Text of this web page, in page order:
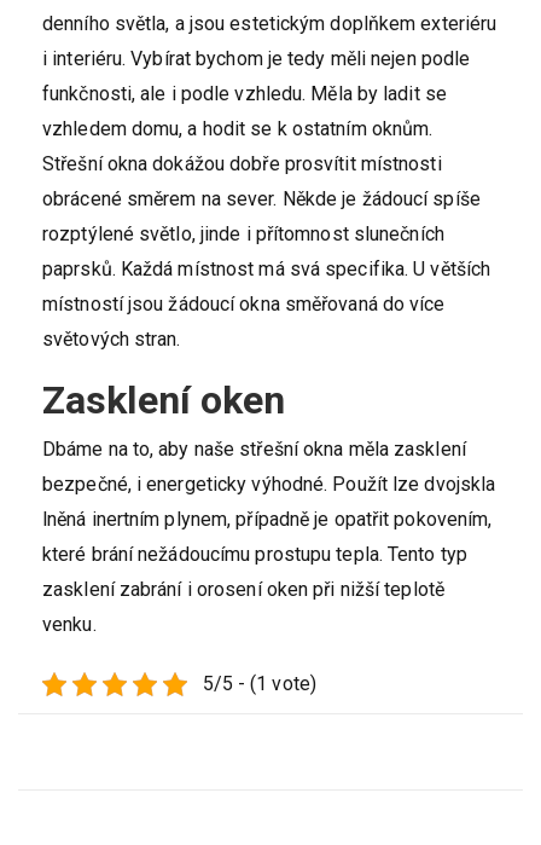
denního světla, a jsou estetickým doplňkem exteriéru
i interiéru. Vybírat bychom je tedy měli nejen podle
funkčnosti, ale i podle vzhledu. Měla by ladit se
vzhledem domu, a hodit se k ostatním oknům.
Střešní okna dokážou dobře prosvítit místnosti
obrácené směrem na sever. Někde je žádoucí spíše
rozptýlené světlo, jinde i přítomnost slunečních
paprsků. Každá místnost má svá specifika. U větších
místností jsou žádoucí okna směřovaná do více
světových stran.
Zasklení oken
Dbáme na to, aby naše střešní okna měla zasklení
bezpečné, i energeticky výhodné. Použít lze dvojskla
lněná inertním plynem, případně je opatřit pokovením,
které brání nežádoucímu prostupu tepla. Tento typ
zasklení zabrání i orosení oken při nižší teplotě
venku.
5/5 - (1 vote)